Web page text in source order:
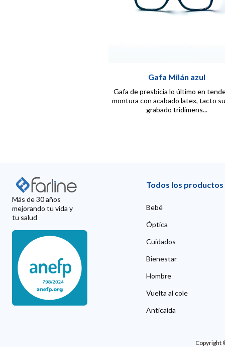
Gafa Milán azul
Gafa de presbicia lo último en
montura con acabado latex, tacto
grabado tridimens...
Más de 30 años
mejorando tu vida y
tu salud
Todos los productos
Bebé
Óptica
Cuidados
Bienestar
Hombre
Vuelta al cole
Anticaída
Copyright